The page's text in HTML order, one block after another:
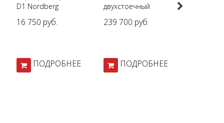
D1 Nordberg
16 750 руб.
ПОДРОБНЕЕ
двухстоечный
подъемник Launch
TLT-240SB (380В)
239 700 руб.
ПОДРОБНЕЕ
Next